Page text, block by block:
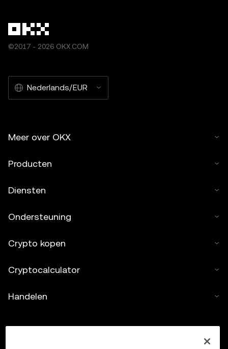
©2017 - 2026 OKX.COM
Nederlands/EUR
Meer over OKX
Producten
Diensten
Ondersteuning
Crypto kopen
Cryptocalculator
Handelen